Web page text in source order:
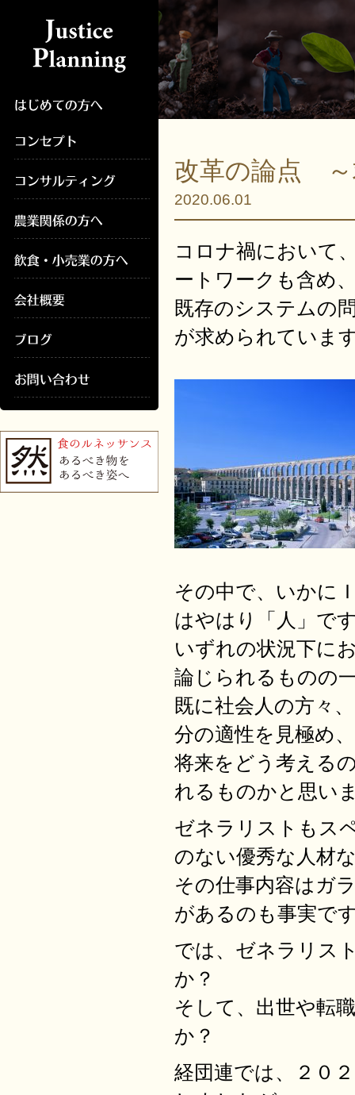
改革の論点
2020.06.01
コロナ禍において
ートワークも含め
既存のシステムの
が求められていま
その中で、いかに
はやはり「人」で
いずれの状況下に
論じられるものの
既に社会人の方々
分の適性を見極め、
将来をどう考える
れるものかと思い
ゼネラリストもス
のない優秀な人材
その仕事内容はガ
があるのも事実で
では、ゼネラリス
か？
そして、出世や転
か？
経団連では、２０